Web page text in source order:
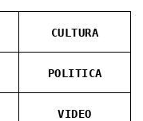
CULTURA
POLITICA
VIDEO